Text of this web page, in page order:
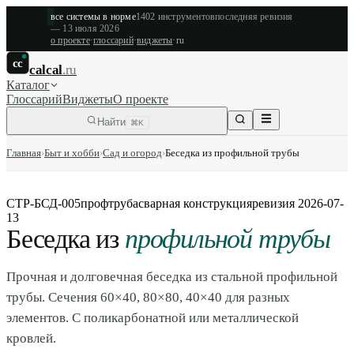
все системы в норме1402 инструментовпоследняя ревизия
— 13 июля 2026
о проекте·глоссарий·виджеты·ru
cc calcal.ru
Каталог
ГлоссарийВиджетыО проекте
Найти ⌘K
Главная›Быт и хобби›Сад и огород›Беседка из профильной трубы
СТР-БСД-005профтрубасварная конструкцияревизия 2026-07-
13
Беседка из профильной трубы
Прочная и долговечная беседка из стальной профильной
трубы. Сечения 60×40, 80×80, 40×40 для разных
элементов. С поликарбонатной или металлической
кровлей.